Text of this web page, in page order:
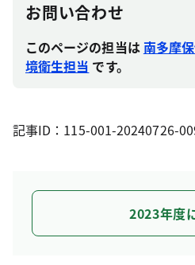
お問い合わせ
このページの担当は 南多摩
境衛生担当 です。
記事ID：115-001-20240726-
2023年度